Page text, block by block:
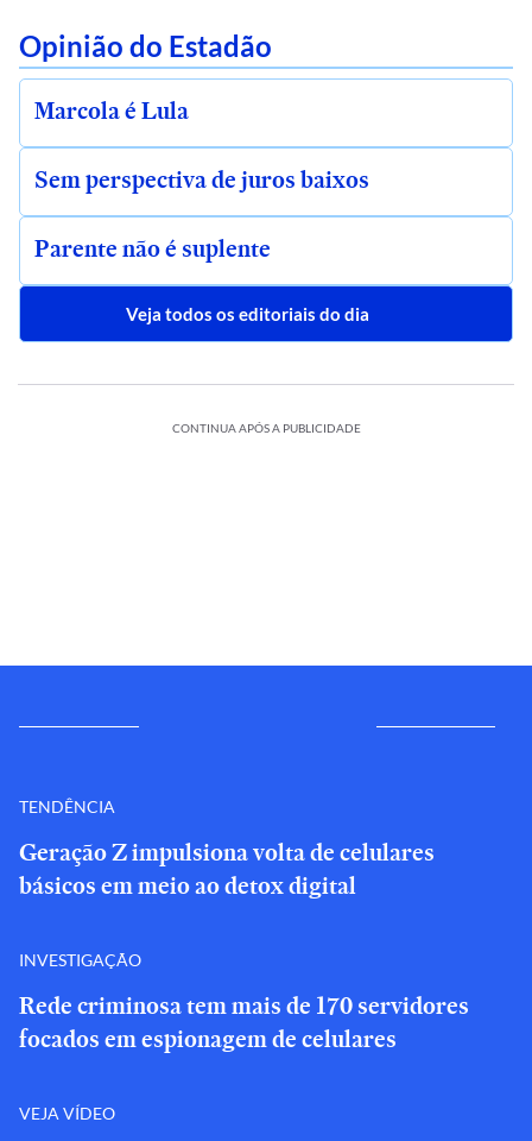
Opinião do Estadão
Marcola é Lula
Sem perspectiva de juros baixos
Parente não é suplente
Veja todos os editoriais do dia
CONTINUA APÓS A PUBLICIDADE
TENDÊNCIA
Geração Z impulsiona volta de celulares
básicos em meio ao detox digital
INVESTIGAÇÃO
Rede criminosa tem mais de 170 servidores
focados em espionagem de celulares
VEJA VÍDEO